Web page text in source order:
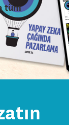
tüm